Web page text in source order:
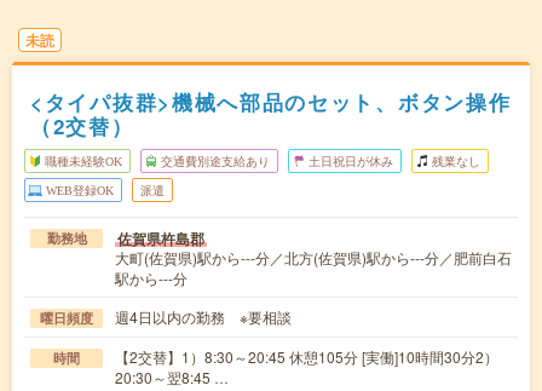
未読
<タイパ抜群>機械へ部品のセット、ボタン操作
（2交替）
職種未経験OK 交通費別途支給あり 土日祝日が休み 残業なし
WEB登録OK 派遣
勤務地 佐賀県杵島郡
大町(佐賀県)駅から---分／北方(佐賀県)駅から---分／肥前白石
駅から---分
曜日頻度 週4日以内の勤務 ※要相談
時間
【2交替】1）8:30～20:45 休憩105分 [実働]10時間30分2）
20:30～翌8:45 …